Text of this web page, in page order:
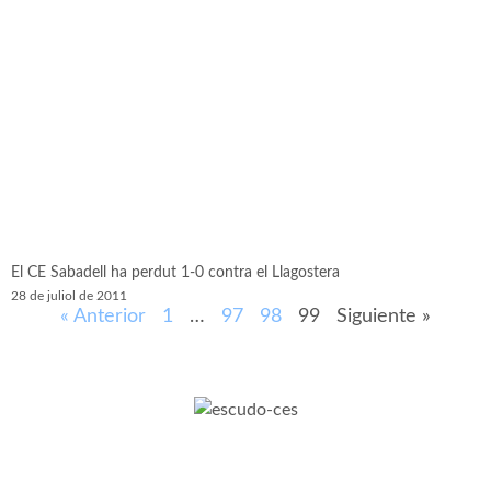
El CE Sabadell ha perdut 1-0 contra el Llagostera
28 de juliol de 2011
« Anterior 1 … 97 98 99 Siguiente »